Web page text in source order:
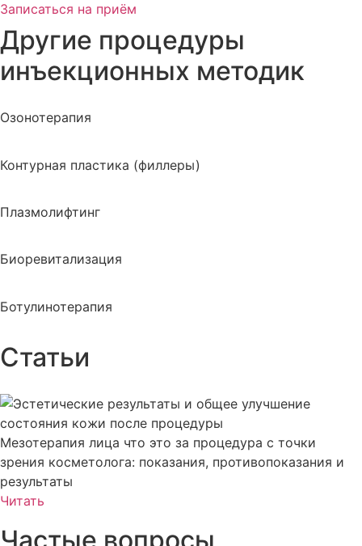
Записаться на приём
Другие процедуры
инъекционных методик
Озонотерапия
Контурная пластика (филлеры)
Плазмолифтинг
Биоревитализация
Ботулинотерапия
Статьи
Мезотерапия лица что это за процедура с точки
зрения косметолога: показания, противопоказания и
результаты
Читать